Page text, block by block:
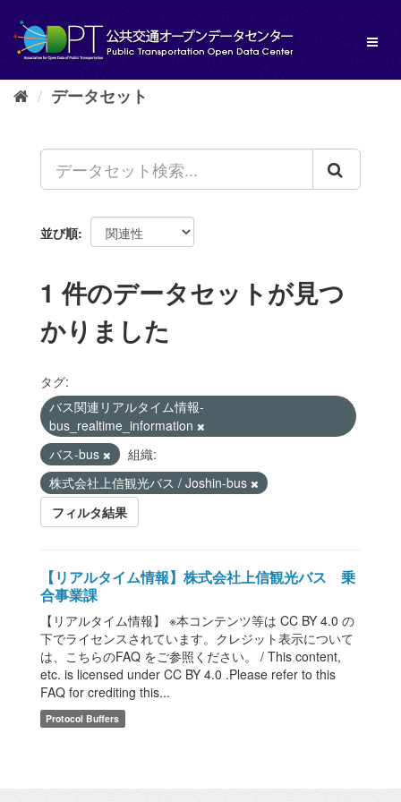
し
データセット
並び順
1 件のデータセットが見つ
かりました
タグ:
バス関連リアルタイム情報-
bus_realtime_information
バス-bus
組織:
株式会社上信観光バス / Joshin-bus
フィルタ結果
【リアルタイム情報】株式会社上信観光バス 乗
合事業課
【リアルタイム情報】 ※本コンテンツ等は CC BY 4.0 の
下でライセンスされています。クレジット表示について
は、こちらのFAQ をご参照ください。 / This content,
etc. is licensed under CC BY 4.0 .Please refer to this
FAQ for crediting this...
Protocol Buffers